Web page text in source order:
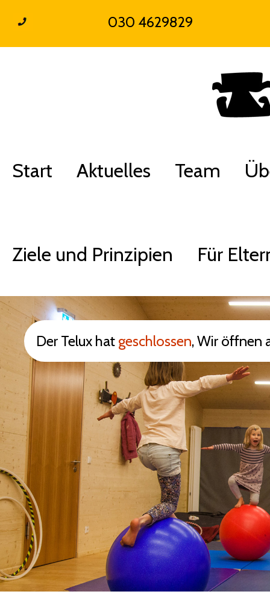
030 4629829
Start Aktuelles Team
Ziele und Prinzipien Für
Der Telux hat geschlossen, Wir öffnen